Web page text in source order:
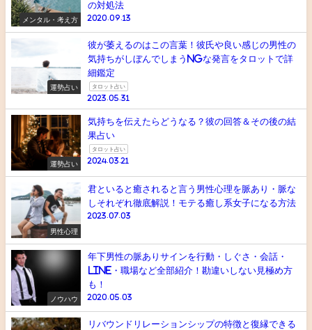
メンタル・考え方
の対処法
2020.09.13
運勢占い
彼が萎えるのはこの言葉！彼氏や良い感じの男性の
気持ちがしぼんでしまうNGな発言をタロットで詳
細鑑定
タロット占い
2023.05.31
運勢占い
気持ちを伝えたらどうなる？彼の回答＆その後の結
果占い
タロット占い
2024.03.21
男性心理
君といると癒されると言う男性心理を脈あり・脈な
しそれぞれ徹底解説！モテる癒し系女子になる方法
2023.07.03
ノウハウ
年下男性の脈ありサインを行動・しぐさ・会話・
line・職場など全部紹介！勘違いしない見極め方
も！
2020.05.03
リバウンドリレーションシップの特徴と復縁できる